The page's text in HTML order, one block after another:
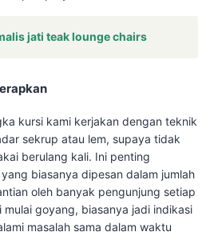
jati teak lounge chairs
kursi kami kerjakan dengan teknik
sekrup atau lem, supaya tidak
berulang kali. Ini penting
biasanya dipesan dalam jumlah
oleh banyak pengunjung setiap
goyang, biasanya jadi indikasi
masalah sama dalam waktu